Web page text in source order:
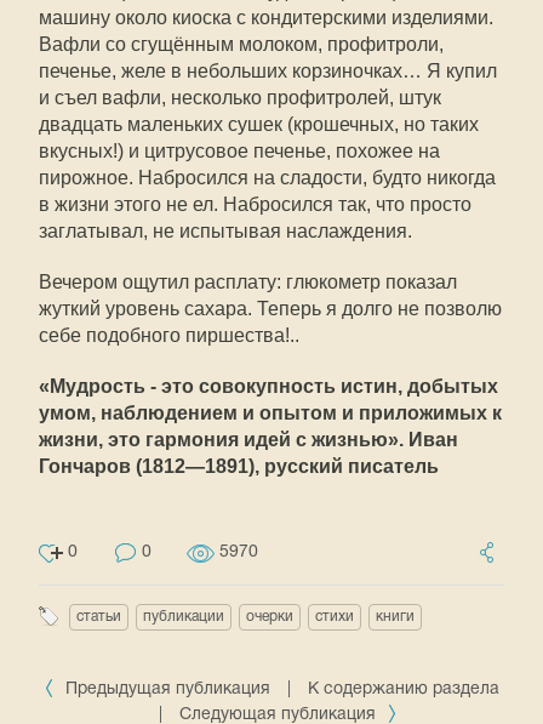
машину около киоска с кондитерскими изделиями.
Вафли со сгущённым молоком, профитроли,
печенье, желе в небольших корзиночках… Я купил
и съел вафли, несколько профитролей, штук
двадцать маленьких сушек (крошечных, но таких
вкусных!) и цитрусовое печенье, похожее на
пирожное. Набросился на сладости, будто никогда
в жизни этого не ел. Набросился так, что просто
заглатывал, не испытывая наслаждения.
Вечером ощутил расплату: глюкометр показал
жуткий уровень сахара. Теперь я долго не позволю
себе подобного пиршества!..
«Мудрость - это совокупность истин, добытых
умом, наблюдением и опытом и приложимых к
жизни, это гармония идей с жизнью». Иван
Гончаров (1812—1891), русский писатель
0 0 5970
статьи публикации очерки стихи книги
Предыдущая публикация
К содержанию раздела
Следующая публикация